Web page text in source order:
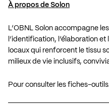
À propos de Solon
L’OBNL Solon accompagne
l’identification, l’élaboration
locaux qui renforcent le tissu
milieux de vie inclusifs,
Pour consulter les fiches-